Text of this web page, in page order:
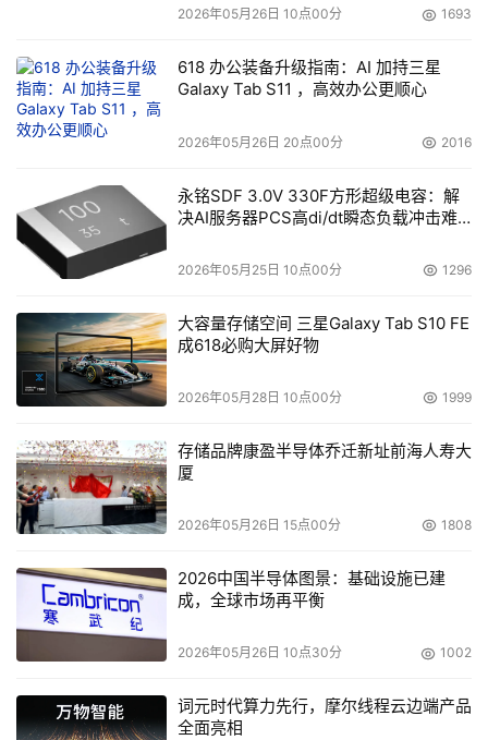
2026年05月26日 10点00分 1693
618 办公装备升级指南：AI 加持三星
Galaxy Tab S11 ，高效办公更顺心
2026年05月26日 20点00分 2016
永铭SDF 3.0V 330F方形超级电容：解
决AI服务器PCS高di/dt瞬态负载冲击难
2026年05月25日 10点00分 1296
大容量存储空间 三星Galaxy Tab S10 FE
成618必购大屏好物
2026年05月28日 10点00分 1999
存储品牌康盈半导体乔迁新址前海人寿大
厦
2026年05月26日 15点00分 1808
2026中国半导体图景：基础设施已建
成，全球市场再平衡
2026年05月26日 10点30分 1002
词元时代算力先行，摩尔线程云边端产品
全面亮相